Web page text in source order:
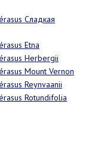
Сладкая
Etna
Herbergii
Mount Vernon
Reynvaanii
Rotundifolia